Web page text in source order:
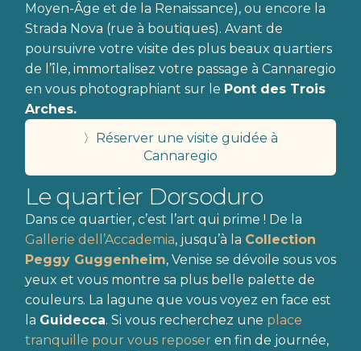
Moyen-Âge et de la Renaissance), ou encore la
Strada Nova (rue à boutiques). Avant de
poursuivre votre visite des plus beaux quartiers
de l’île, immortalisez votre passage à Cannaregio
en vous photographiant sur le Pont des Trois
Arches.
〉Réserver une visite guidée à
Cannaregio
Le quartier Dorsoduro
Dans ce quartier, c’est l’art qui prime ! De la
Gallerie dell’Accademia, jusqu’à la Collection
Peggy Guggenheim, Venise se dévoile sous vos
yeux et vous montre sa plus belle palette de
couleurs. La lagune que vous voyez en face est
la Guidecca. Si vous recherchez une place
tranquille pour vous reposer en fin de journée,